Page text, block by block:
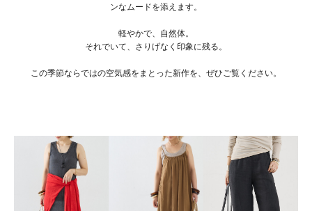
ンなムードを添えます。
軽やかで、自然体。
それでいて、さりげなく印象に残る。
この季節ならではの空気感をまとった新作を、ぜひご覧ください。